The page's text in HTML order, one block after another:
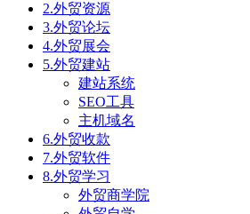
2.外贸资源
3.外贸论坛
4.外贸展会
5.外贸建站
建站系统
SEO工具
主机域名
6.外贸收款
7.外贸软件
8.外贸学习
外贸商学院